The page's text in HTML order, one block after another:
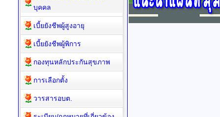
ร้องเรียนการบริหารงาน
บุคคล
เบี้ยยังชีพผู้สูงอายุ
เบี้ยยังชีพผู้พิการ
กองทุนหลักประกันสุขภาพ
การเลือกตั้ง
วารสารอบต.